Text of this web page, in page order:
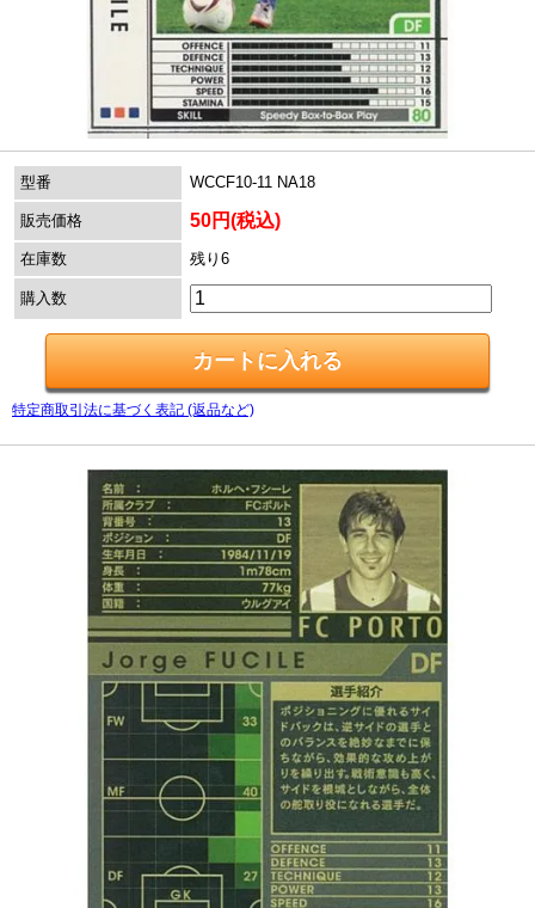
型番 WCCF10-11 NA18
販売価格 50円(税込)
在庫数 残り6
購入数
特定商取引法に基づく表記 (返品など)